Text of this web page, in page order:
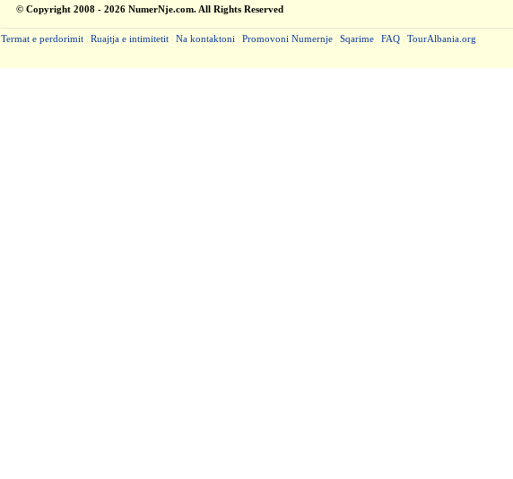
© Copyright 2008 - 2026 NumerNje.com. All Rights Reserved
Termat e perdorimit Ruajtja e intimitetit Na kontaktoni Promovoni Numernje Sqarime FAQ TourAlbania.org